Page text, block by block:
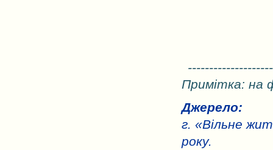
Примітка: на
Джерело:
г. «Вільне
року.